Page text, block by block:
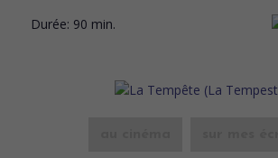
Durée: 90 min.